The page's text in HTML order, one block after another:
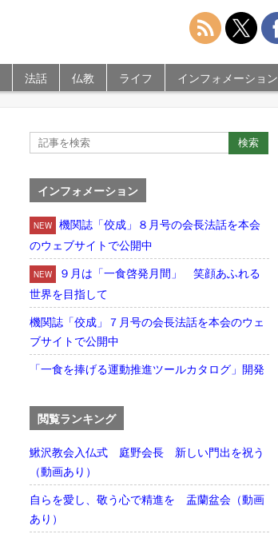
法話 仏教 ライフ インフォメーション
インフォメーション
NEW
機関誌「佼成」８月号の会長法話を本会
のウェブサイトで公開中
NEW
９月は「一食啓発月間」 笑顔あふれる
世界を目指して
機関誌「佼成」７月号の会長法話を本会のウェ
ブサイトで公開中
「一食を捧げる運動推進ツールカタログ」開発
閲覧ランキング
鰍沢教会入仏式 庭野会長 新しい門出を祝う
（動画あり）
自らを愛し、敬う心で精進を 盂蘭盆会（動画
あり）